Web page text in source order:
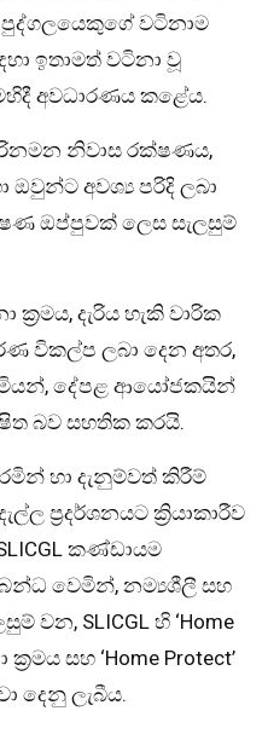
වටිනාම
ඉතාමත් වටිනා වූ
අවධාරණය කළේය.
නිවාස රක්ෂණය,
ඔවුන්ට අවශ්‍ය පරිදි ලබා
ඔප්පුවක් ලෙස සැලසුම්
දැරිය හැකි වාරික
විකල්ප ලබා දෙන අතර,
හිමියන්, දේපළ ආයෝජකයින්
බව සහතික කරයි.
හා දැනුම්වත් කිරීම්
ප්‍රදර්ශනයට ක්‍රියාකාරීව
කණ්ඩායම
වෙමින්, නම්‍යශීලී සහ
වන, SLICGL හි ‘Home
සහ ‘Home Protect’
දෙනු ලැබීය.